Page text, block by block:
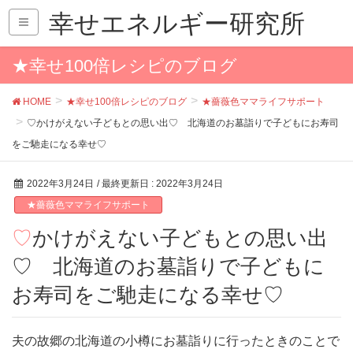
幸せエネルギー研究所
★幸せ100倍レシピのブログ
HOME ★幸せ100倍レシピのブログ
★薔薇色ママライフサポート
♡かけがえない子どもとの思い出♡ 北海道のお墓詣りで子どもにお寿司
をご馳走になる幸せ♡
2022年3月24日 / 最終更新日 : 2022年3月24日
★薔薇色ママライフサポート
♡かけがえない子どもとの思い出
♡ 北海道のお墓詣りで子どもに
お寿司をご馳走になる幸せ♡
夫の故郷の北海道の小樽にお墓詣りに行ったときのことで